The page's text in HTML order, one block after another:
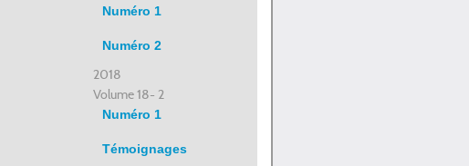
Numéro 1
Numéro 2
2018
Volume 18- 2
Numéro 1
Témoignages